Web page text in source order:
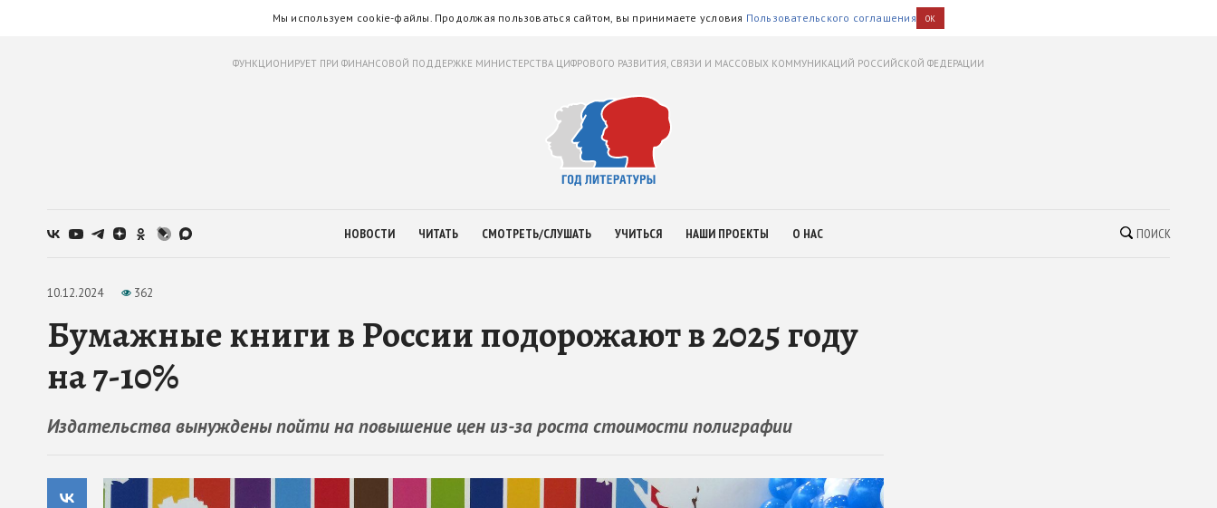
Мы используем cookie-файлы. Продолжая пользоваться сайтом, вы принимаете условия Пользовательского соглашения OK
ФУНКЦИОНИРУЕТ ПРИ ФИНАНСОВОЙ ПОДДЕРЖКЕ МИНИСТЕРСТВА ЦИФРОВОГО РАЗВИТИЯ, СВЯЗИ И МАССОВЫХ КОММУНИКАЦИЙ РОССИЙСКОЙ ФЕДЕРАЦИИ
НОВОСТИ ЧИТАТЬ СМОТРЕТЬ/СЛУШАТЬ УЧИТЬСЯ НАШИ ПРОЕКТЫ О НАС ПОИСК
10.12.2024 362
Бумажные книги в России подорожают в 2025 году
на 7-10%
Издательства вынуждены пойти на повышение цен из-за роста стоимости полиграфии